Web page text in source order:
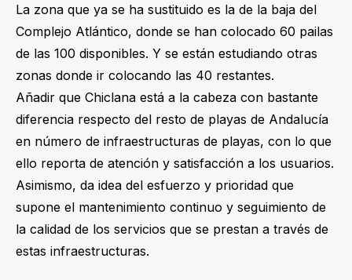
La zona que ya se ha sustituido es la de la baja del
Complejo Atlántico, donde se han colocado 60 pailas
de las 100 disponibles. Y se están estudiando otras
zonas donde ir colocando las 40 restantes.
Añadir que Chiclana está a la cabeza con bastante
diferencia respecto del resto de playas de Andalucía
en número de infraestructuras de playas, con lo que
ello reporta de atención y satisfacción a los usuarios.
Asimismo, da idea del esfuerzo y prioridad que
supone el mantenimiento continuo y seguimiento de
la calidad de los servicios que se prestan a través de
estas infraestructuras.